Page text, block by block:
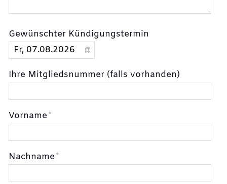
Gewünschter Kündigungstermin
Ihre Mitgliedsnummer (falls vorhanden)
Vorname*
Nachname*